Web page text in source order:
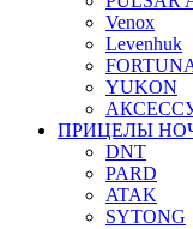
Venox
Levenhuk
YUKON
ПРИЦЕЛЫ
DNT
PARD
ATAK
SYTONG